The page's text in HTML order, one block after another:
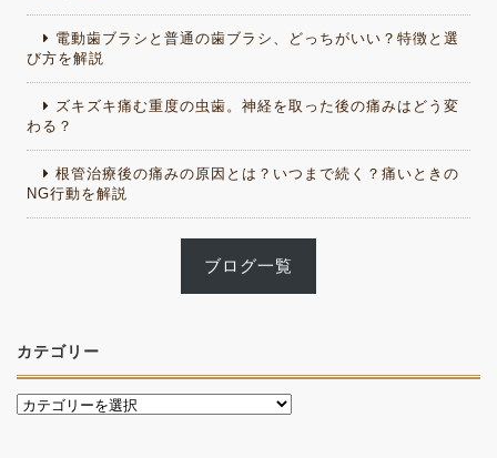
電動歯ブラシと普通の歯ブラシ、どっちがいい？特徴と選
び方を解説
ズキズキ痛む重度の虫歯。神経を取った後の痛みはどう変
わる？
根管治療後の痛みの原因とは？いつまで続く？痛いときの
NG行動を解説
ブログ一覧
カテゴリー